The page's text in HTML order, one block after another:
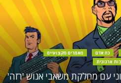
כח אדם
מאמרים מקצועיים
ארגונית
עם מחלקת משאבי אנוש 'רזה'